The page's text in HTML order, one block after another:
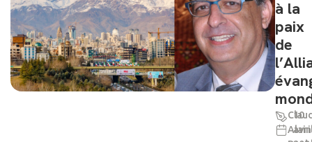
à la
paix
de
Alain
10